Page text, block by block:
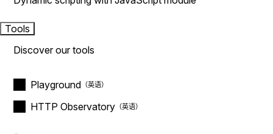
Tools
Discover our tools
Playground
HTTP Observatory